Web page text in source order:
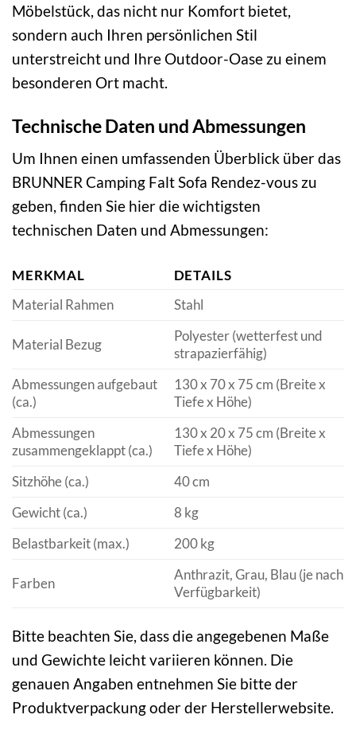
Möbelstück, das nicht nur Komfort bietet,
sondern auch Ihren persönlichen Stil
unterstreicht und Ihre Outdoor-Oase zu einem
besonderen Ort macht.
Technische Daten und Abmessungen
Um Ihnen einen umfassenden Überblick über das
BRUNNER Camping Falt Sofa Rendez-vous zu
geben, finden Sie hier die wichtigsten
technischen Daten und Abmessungen:
MERKMAL
DETAILS
Material Rahmen
Stahl
Material Bezug
Polyester (wetterfest und
strapazierfähig)
Abmessungen aufgebaut
(ca.)
130 x 70 x 75 cm (Breite x
Tiefe x Höhe)
Abmessungen
zusammengeklappt (ca.)
130 x 20 x 75 cm (Breite x
Tiefe x Höhe)
Sitzhöhe (ca.)
40 cm
Gewicht (ca.)
8 kg
Belastbarkeit (max.)
200 kg
Farben
Anthrazit, Grau, Blau (je nach
Verfügbarkeit)
Bitte beachten Sie, dass die angegebenen Maße
und Gewichte leicht variieren können. Die
genauen Angaben entnehmen Sie bitte der
Produktverpackung oder der Herstellerwebsite.